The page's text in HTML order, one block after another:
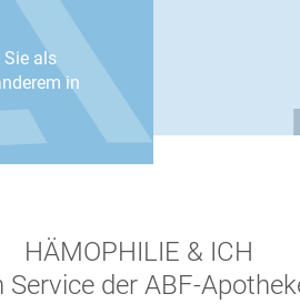
als
in
HÄMOPHILIE & ICH
Service der ABF-